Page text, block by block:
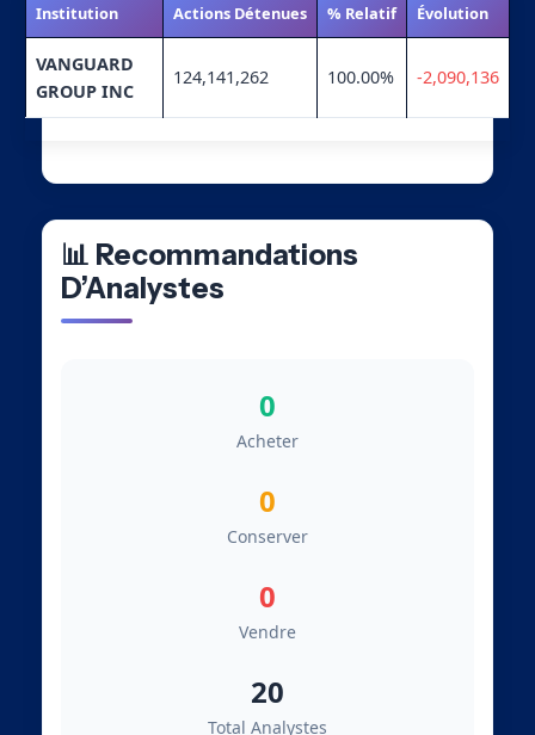
Institution Actions Détenues % Relatif Évolution
VANGUARD
GROUP INC
124,141,262 100.00% -2,090,136
📊 Recommandations
D’Analystes
0
Acheter
0
Conserver
0
Vendre
20
Total Analystes